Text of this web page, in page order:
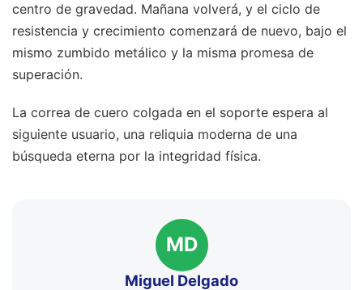
centro de gravedad. Mañana volverá, y el ciclo de
resistencia y crecimiento comenzará de nuevo, bajo el
mismo zumbido metálico y la misma promesa de
superación.
La correa de cuero colgada en el soporte espera al
siguiente usuario, una reliquia moderna de una
búsqueda eterna por la integridad física.
MD
Miguel Delgado